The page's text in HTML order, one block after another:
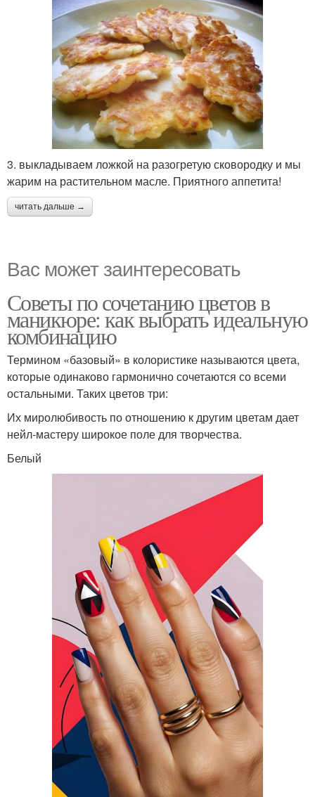
3. выкладываем ложкой на разогретую сковородку и мы
жарим на растительном масле. Приятного аппетита!
читать дальше →
Вас может заинтересовать
Советы по сочетанию цветов в
маникюре: как выбрать идеальную
комбинацию
Термином «базовый» в колористике называются цвета,
которые одинаково гармонично сочетаются со всеми
остальными. Таких цветов три:
Их миролюбивость по отношению к другим цветам дает
нейл-мастеру широкое поле для творчества.
Белый